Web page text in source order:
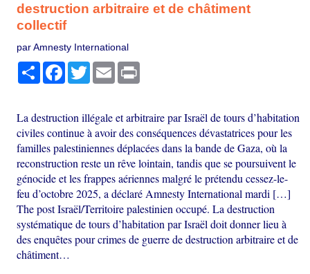
destruction arbitraire et de châtiment
collectif
par Amnesty International
PartagerFacebook
TwitterEmail
La destruction illégale et arbitraire par Israël de tours d’habitation
civiles continue à avoir des conséquences dévastatrices pour les
familles palestiniennes déplacées dans la bande de Gaza, où la
reconstruction reste un rêve lointain, tandis que se poursuivent le
génocide et les frappes aériennes malgré le prétendu cessez-le-
feu d’octobre 2025, a déclaré Amnesty International mardi […]
The post Israël/Territoire palestinien occupé. La destruction
systématique de tours d’habitation par Israël doit donner lieu à
des enquêtes pour crimes de guerre de destruction arbitraire et de
châtiment…